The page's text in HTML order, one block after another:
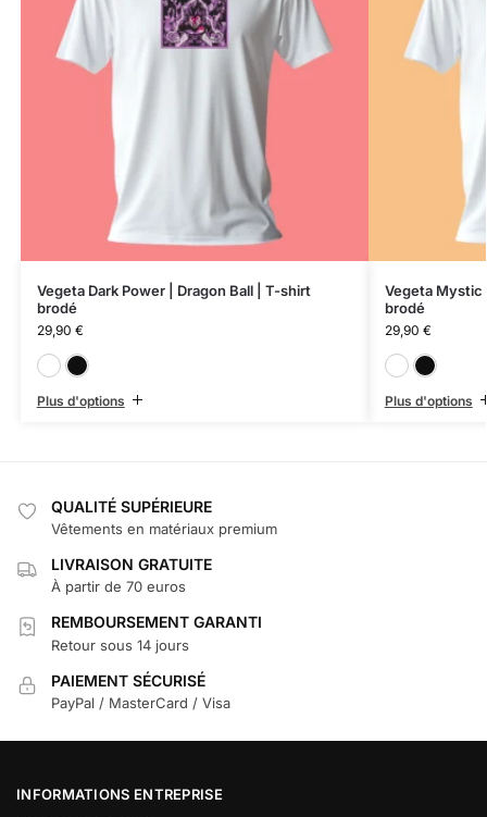
Vegeta Dark Power | Dragon Ball | T-shirt
brodé
29,90 €
Plus d'options
Vegeta Mystic
brodé
29,90 €
Plus d'options
QUALITÉ SUPÉRIEURE
Vêtements en matériaux premium
LIVRAISON GRATUITE
À partir de 70 euros
REMBOURSEMENT GARANTI
Retour sous 14 jours
PAIEMENT SÉCURISÉ
PayPal / MasterCard / Visa
INFORMATIONS ENTREPRISE